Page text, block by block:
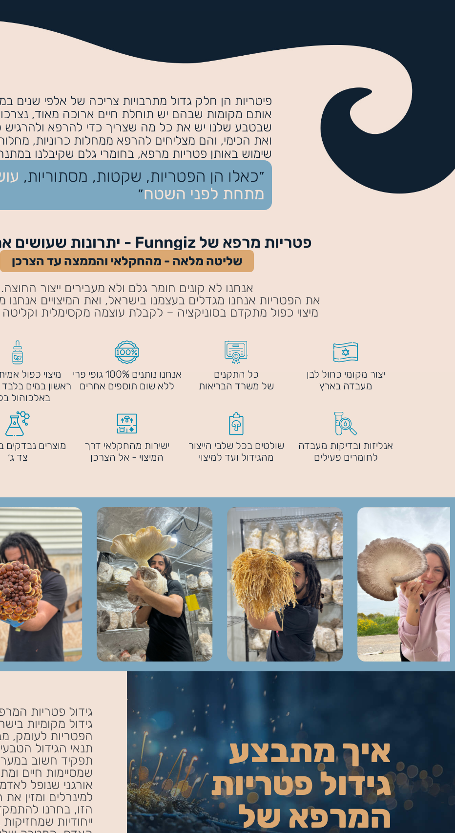
פיטריות הן חלק גדול מתרבויות צריכה של אלפי שנים
אותם מקומות שבהם יש תוחלת חיים ארוכה מאוד,
שבטבע שלנו יש את כל מה שצריך כדי להרפא ולהרגיש
ואת הכימי, והם מצליחים להרפא ממחלות כרוניות,
שימוש באותן פטריות מרפא, בחומרי גלם שקיבלנו
״כאלו הן הפטריות, שקטות, מסתוריות,
מתחת לפני השטח״
פטריות מרפא של Funngiz - יתרונות שעושים את ההבדל
שליטה מלאה - מהחקלאי והממצה עד הצרכן
אנחנו לא קונים חומר גלם ולא מעבירים ייצור החוצה.
את הפטריות אנחנו מגדלים בעצמנו בישראל, ואת המיצויים אנחנו
מיצוי כפול מתקדם בסוניקציה – לקבלת עוצמה מקסימלית וקליטה
יצור מקומי כחול לבן
מעבדה בארץ
כל התקנים
של משרד הבריאות
אנחנו נותנים 100% גופי פרי
ללא שום תוספים אחרים
מיצוי כפול
ראשון במים בלבד
באלכוהול
אנליזות ובדיקות מעבדה
לחומרים פעילים
שולטים בכל שלבי הייצור
מהגידול ועד למיצוי
ישירות מהחקלאי דרך
המיצוי - אל הצרכן
מוצרים
צד ג׳
איך מתבצע
גידול פטריות
המרפא של
גידול מקומיות
הפטריות לעומק,
תנאי הגידול
תפקיד חשוב
שמסיימות חיים
אורגני שנופל
למינרלים ומזין
הזו, בחרנו
ייחודיות